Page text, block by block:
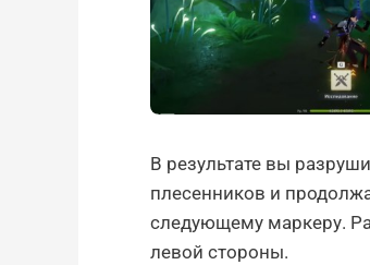
В результате вы
плесенников и
следующему маркеру.
левой стороны.